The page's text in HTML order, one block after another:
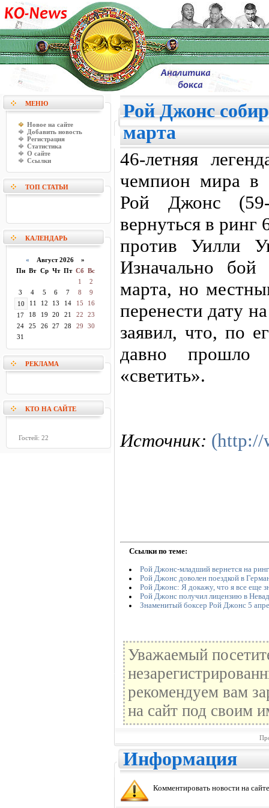
МЕНЮ
Новое на сайте
Добавить новость
Регистрация
Статистика
О сайте
Ссылки
ТОП СТАТЬИ
КАЛЕНДАРЬ
«
Август 2026 »
Пн Вт Ср Чт Пт Сб Вс
1
2
3
4 5 6 7 8
9
10
11 12 13 14 15
16
17
18 19 20 21 22
23
24
25 26 27 28 29
30
31
РЕКЛАМА
КТО НА САЙТЕ
Гостей: 22
Рой Джонс
марта
46-летняя
чемпион мира в
Рой Джонс
вернуться в
против Уилли
Изначально
марта, но
перенести дату
заявил, что, по
давно
«светить».
Источник: (http://
Ссылки по теме:
Рой Джонс-младший вернется на
Рой Джонс доволен поездкой в
Рой Джонс: Я докажу, что я все еще
Рой Джонс получил лицензию в
Знаменитый боксер Рой Джонс 5
Уважаемый
рекомендуем вам
на сайт под своим
Информация
Комментировать новости на